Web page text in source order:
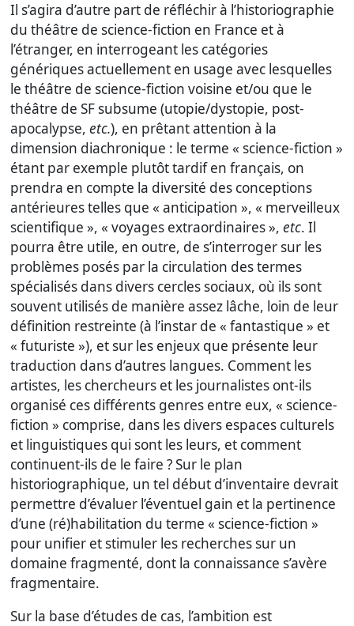
Il s’agira d’autre part de réfléchir à l’historiographie
du théâtre de science-fiction en France et à
l’étranger, en interrogeant les catégories
génériques actuellement en usage avec lesquelles
le théâtre de science-fiction voisine et/ou que le
théâtre de SF subsume (utopie/dystopie, post-
apocalypse, etc.), en prêtant attention à la
dimension diachronique : le terme « science-fiction »
étant par exemple plutôt tardif en français, on
prendra en compte la diversité des conceptions
antérieures telles que « anticipation », « merveilleux
scientifique », « voyages extraordinaires », etc. Il
pourra être utile, en outre, de s’interroger sur les
problèmes posés par la circulation des termes
spécialisés dans divers cercles sociaux, où ils sont
souvent utilisés de manière assez lâche, loin de leur
définition restreinte (à l’instar de « fantastique » et
« futuriste »), et sur les enjeux que présente leur
traduction dans d’autres langues. Comment les
artistes, les chercheurs et les journalistes ont-ils
organisé ces différents genres entre eux, « science-
fiction » comprise, dans les divers espaces culturels
et linguistiques qui sont les leurs, et comment
continuent-ils de le faire ? Sur le plan
historiographique, un tel début d’inventaire devrait
permettre d’évaluer l’éventuel gain et la pertinence
d’une (ré)habilitation du terme « science-fiction »
pour unifier et stimuler les recherches sur un
domaine fragmenté, dont la connaissance s’avère
fragmentaire.
Sur la base d’études de cas, l’ambition est